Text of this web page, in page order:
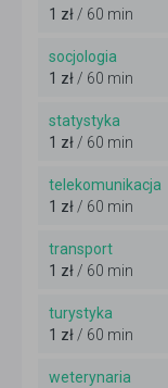
1 zł/ 60 min
socjologia
1 zł/ 60 min
statystyka
1 zł/ 60 min
telekomunikacja
1 zł/ 60 min
transport
1 zł/ 60 min
turystyka
1 zł/ 60 min
weterynaria